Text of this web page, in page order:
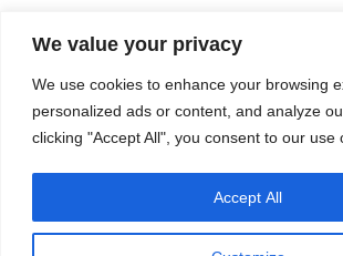
We value your privacy
We use cookies to enhance your browsing
personalized ads or content, and analyze
clicking "Accept All", you consent to our use
Accept All